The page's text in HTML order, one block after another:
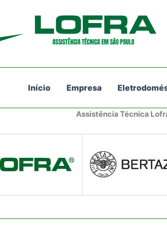
Início Empresa
Assistência Técnica